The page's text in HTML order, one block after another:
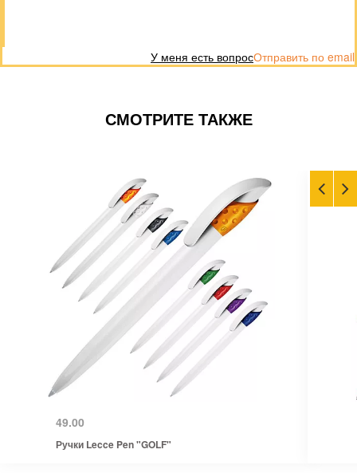
Отправить по email
У меня есть вопрос
СМОТРИТЕ ТАКЖЕ
49.00
Ручки Lecce Pen "GOLF"